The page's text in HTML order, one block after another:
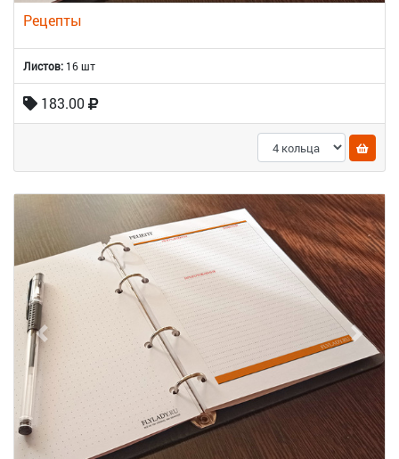
Рецепты
Листов: 16 шт
183.00